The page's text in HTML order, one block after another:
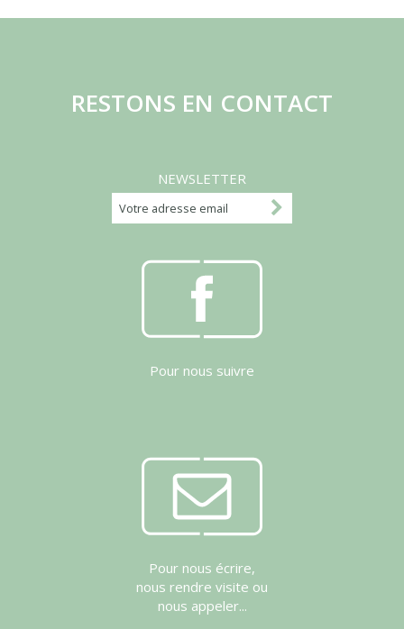
RESTONS EN CONTACT
NEWSLETTER
Pour nous suivre
Pour nous écrire,
nous rendre visite ou
nous appeler...